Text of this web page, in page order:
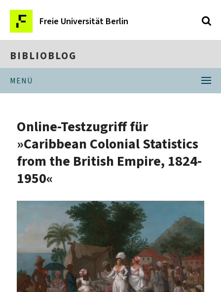
Freie Universität Berlin
BIBLIOBLOG
MENÜ
Online-Testzugriff für
»Caribbean Colonial Statistics
from the British Empire, 1824-
1950«